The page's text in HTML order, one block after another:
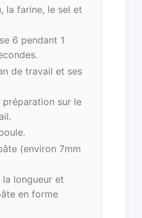
la farine, le sel et
6 pendant 1
de travail et ses
préparation sur le
(environ 7mm
la longueur et
en forme